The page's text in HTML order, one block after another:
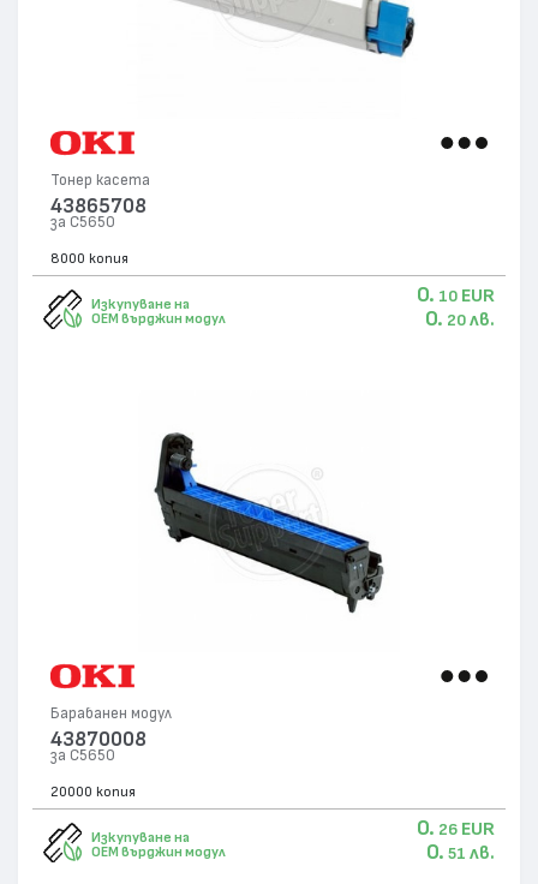
Тонер касета
43865708
за C5650
8000 копия
Изкупуване на
OEM върджин модул
0. 10 EUR
0. 20 лв.
Барабанен модул
43870008
за C5650
20000 копия
Изкупуване на
OEM върджин модул
0. 26 EUR
0. 51 лв.